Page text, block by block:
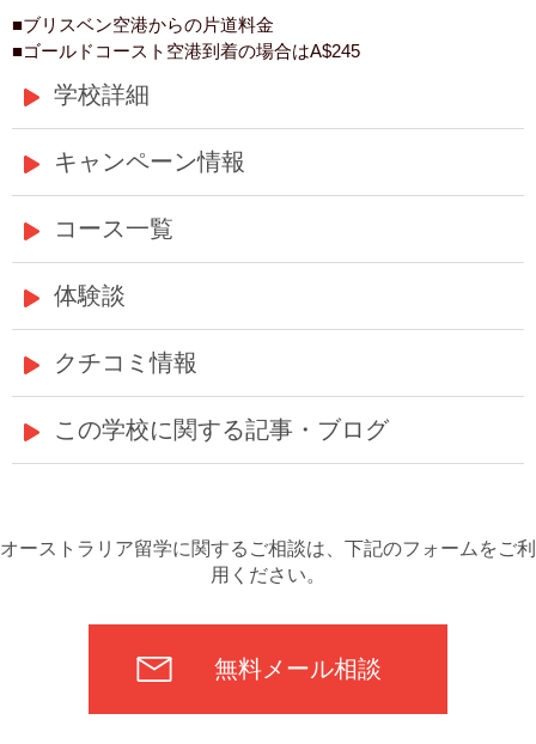
■ブリスベン空港からの片道料金
■ゴールドコースト空港到着の場合はA$245
学校詳細
キャンペーン情報
コース一覧
体験談
クチコミ情報
この学校に関する記事・ブログ
オーストラリア留学に関するご相談は、下記のフォームをご利
用ください。
無料メール相談